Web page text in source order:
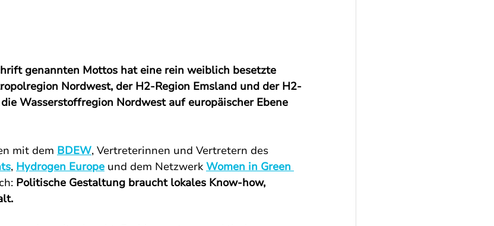
genannten Mottos hat eine rein weiblich besetzte
Nordwest, der H2-Region Emsland und der H2-
Wasserstoffregion Nordwest auf europäischer Ebene
mit dem BDEW, Vertreterinnen und Vertretern des
, Hydrogen Europe und dem Netzwerk Women in Green
Politische Gestaltung braucht lokales Know-how,